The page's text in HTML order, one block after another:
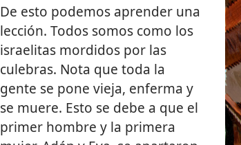
De esto podemos aprender una
lección. Todos somos como los
israelitas mordidos por las
culebras. Nota que toda la
gente se pone vieja, enferma y
se muere. Esto se debe a que el
primer hombre y la primera